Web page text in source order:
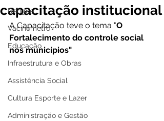
Dengue
Vacinômetro
Educação
Infraestrutura e Obras
Assistência Social
Cultura Esporte e Lazer
Administração e Gestão
capacitação institucional
A Capacitação teve o tema "O
Fortalecimento do controle social
nos municípios"